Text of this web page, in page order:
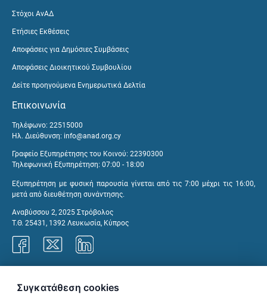
Στόχοι ΑνΑΔ
Ετήσιες Εκθέσεις
Αποφάσεις για Δημόσιες Συμβάσεις
Αποφάσεις Διοικητικού Συμβουλίου
Δείτε προηγούμενα Ενημερωτικά Δελτία
Επικοινωνία
Τηλέφωνο: 22515000
Ηλ. Διεύθυνση: info@anad.org.cy
Γραφείο Εξυπηρέτησης του Κοινού: 22390300
Τηλεφωνική Εξυπηρέτηση: 07:00 - 18:00
Εξυπηρέτηση με φυσική παρουσία γίνεται από τις 7:00 μέχρι τις 16:00,
μετά από διευθέτηση συνάντησης.
Αναβύσσου 2, 2025 Στρόβολος
Τ.Θ. 25431, 1392 Λευκωσία, Κύπρος
Συγκατάθεση cookies